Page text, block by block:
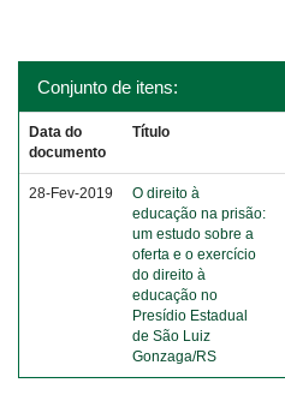
Conjunto de itens:
Data do
documento
Título
28-Fev-2019
O direito à
educação na prisão:
um estudo sobre a
oferta e o exercício
do direito à
educação no
Presídio Estadual
de São Luiz
Gonzaga/RS